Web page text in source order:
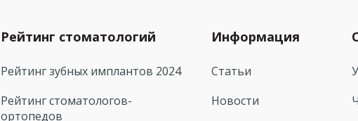
Рейтинг стоматологий
Рейтинг зубных имплантов 2024
Рейтинг стоматологов-
ортопедов
Информация
Статьи
Новости